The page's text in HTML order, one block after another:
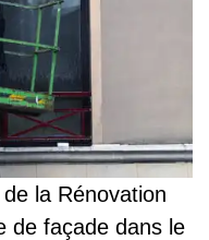
la Rénovation
de façade dans le